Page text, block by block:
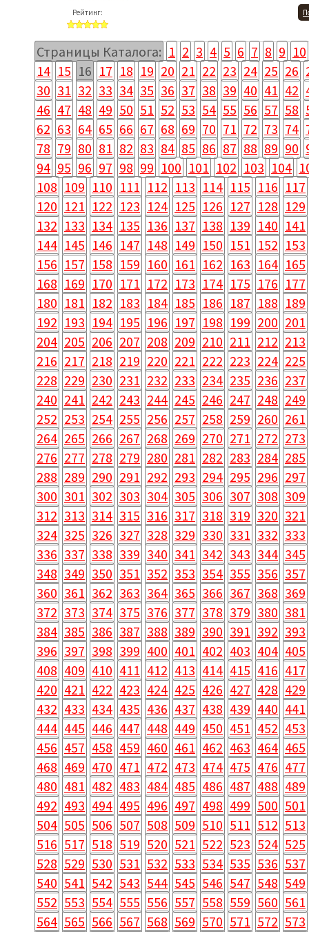
Рейтинг:
Страницы Каталога: 1 2 3 4 5 6 7 8 9 10
14 15 16 17 18 19 20 21 22 23 24 25 26
30 31 32 33 34 35 36 37 38 39 40 41 42
46 47 48 49 50 51 52 53 54 55 56 57 58
62 63 64 65 66 67 68 69 70 71 72 73 74
78 79 80 81 82 83 84 85 86 87 88 89 90
94 95 96 97 98 99 100 101 102 103 104
108 109 110 111 112 113 114 115 116 117
120 121 122 123 124 125 126 127 128 129
132 133 134 135 136 137 138 139 140 141
144 145 146 147 148 149 150 151 152 153
156 157 158 159 160 161 162 163 164 165
168 169 170 171 172 173 174 175 176 177
180 181 182 183 184 185 186 187 188 189
192 193 194 195 196 197 198 199 200 201
204 205 206 207 208 209 210 211 212 213
216 217 218 219 220 221 222 223 224 225
228 229 230 231 232 233 234 235 236 237
240 241 242 243 244 245 246 247 248 249
252 253 254 255 256 257 258 259 260 261
264 265 266 267 268 269 270 271 272 273
276 277 278 279 280 281 282 283 284 285
288 289 290 291 292 293 294 295 296 297
300 301 302 303 304 305 306 307 308 309
312 313 314 315 316 317 318 319 320 321
324 325 326 327 328 329 330 331 332 333
336 337 338 339 340 341 342 343 344 345
348 349 350 351 352 353 354 355 356 357
360 361 362 363 364 365 366 367 368 369
372 373 374 375 376 377 378 379 380 381
384 385 386 387 388 389 390 391 392 393
396 397 398 399 400 401 402 403 404 405
408 409 410 411 412 413 414 415 416 417
420 421 422 423 424 425 426 427 428 429
432 433 434 435 436 437 438 439 440 441
444 445 446 447 448 449 450 451 452 453
456 457 458 459 460 461 462 463 464 465
468 469 470 471 472 473 474 475 476 477
480 481 482 483 484 485 486 487 488 489
492 493 494 495 496 497 498 499 500 501
504 505 506 507 508 509 510 511 512 513
516 517 518 519 520 521 522 523 524 525
528 529 530 531 532 533 534 535 536 537
540 541 542 543 544 545 546 547 548 549
552 553 554 555 556 557 558 559 560 561
564 565 566 567 568 569 570 571 572 573